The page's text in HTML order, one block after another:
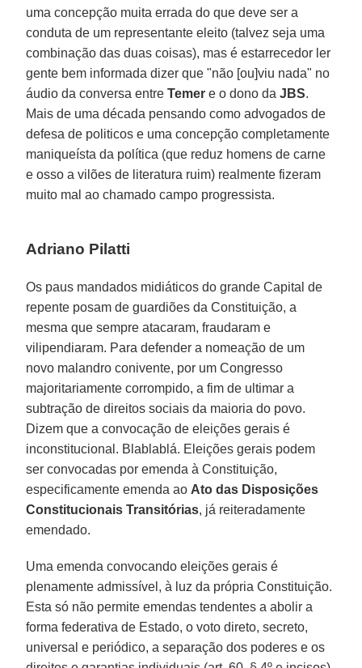
uma concepção muita errada do que deve ser a
conduta de um representante eleito (talvez seja uma
combinação das duas coisas), mas é estarrecedor ler
gente bem informada dizer que "não [ou]viu nada" no
áudio da conversa entreTemer e o dono daJBS.
Mais de uma década pensando como advogados de
defesa de politicos e uma concepção completamente
maniqueísta da política (que reduz homens de carne
e osso a vilões de literatura ruim) realmente fizeram
muito mal ao chamado campo progressista.
Adriano Pilatti
Os paus mandados midiáticos do grande Capital de
repente posam de guardiões da Constituição, a
mesma que sempre atacaram, fraudaram e
vilipendiaram. Para defender a nomeação de um
novo malandro conivente, por um Congresso
majoritariamente corrompido, a fim de ultimar a
subtração de direitos sociais da maioria do povo.
Dizem que a convocação de eleições gerais é
inconstitucional. Blablablá. Eleições gerais podem
ser convocadas por emenda à Constituição,
especificamente emenda ao Ato das Disposições
Constitucionais Transitórias, já reiteradamente
emendado.
Uma emenda convocando eleições gerais é
plenamente admissível, à luz da própria Constituição.
Esta só não permite emendas tendentes a abolir a
forma federativa de Estado, o voto direto, secreto,
universal e periódico, a separação dos poderes e os